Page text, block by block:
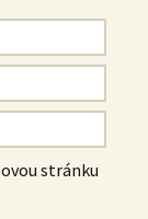
stránku